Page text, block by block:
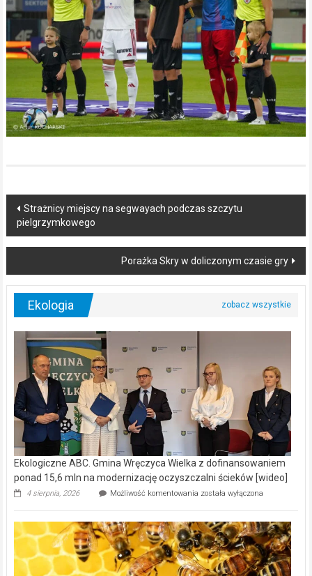
Post
navigation
Strażnicy miejscy na segwayach podczas szczytu
pielgrzymkowego
Porażka Skry w doliczonym czasie gry
Ekologia
Ekologiczne ABC. Gmina Wręczyca Wielka z dofinansowaniem
ponad 15,6 mln na modernizację oczyszczalni ścieków [wideo]
4 sierpnia, 2026 Możliwość komentowania Ekologiczne
Wręczyca
Wielka
z
dofinansowaniem
ponad
została wyłączona